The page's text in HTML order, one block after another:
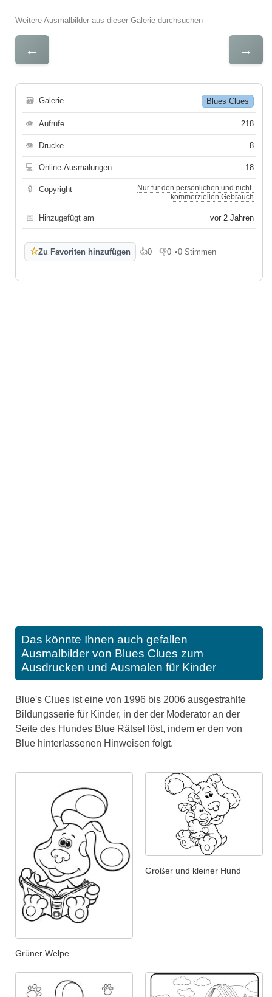
Weitere Ausmalbilder aus dieser Galerie durchsuchen
← →
🗃 Galerie Blues Clues
👁 Aufrufe 218
👁 Drucke 8
💻 Online-Ausmalungen 18
🔒 Copyright
Nur für den persönlichen und nicht-
kommerziellen Gebrauch
📅 Hinzugefügt am vor 2 Jahren
☆Zu Favoriten hinzufügen 👍0
Gefällt mir
👎0
Gefällt mir nicht
•0 Stimmen
Das könnte Ihnen auch gefallen
Ausmalbilder von Blues Clues zum
Ausdrucken und Ausmalen für Kinder
Blue's Clues ist eine von 1996 bis 2006 ausgestrahlte
Bildungsserie für Kinder, in der der Moderator an der
Seite des Hundes Blue Rätsel löst, indem er den von
Blue hinterlassenen Hinweisen folgt.
Grüner Welpe
Großer und kleiner Hund